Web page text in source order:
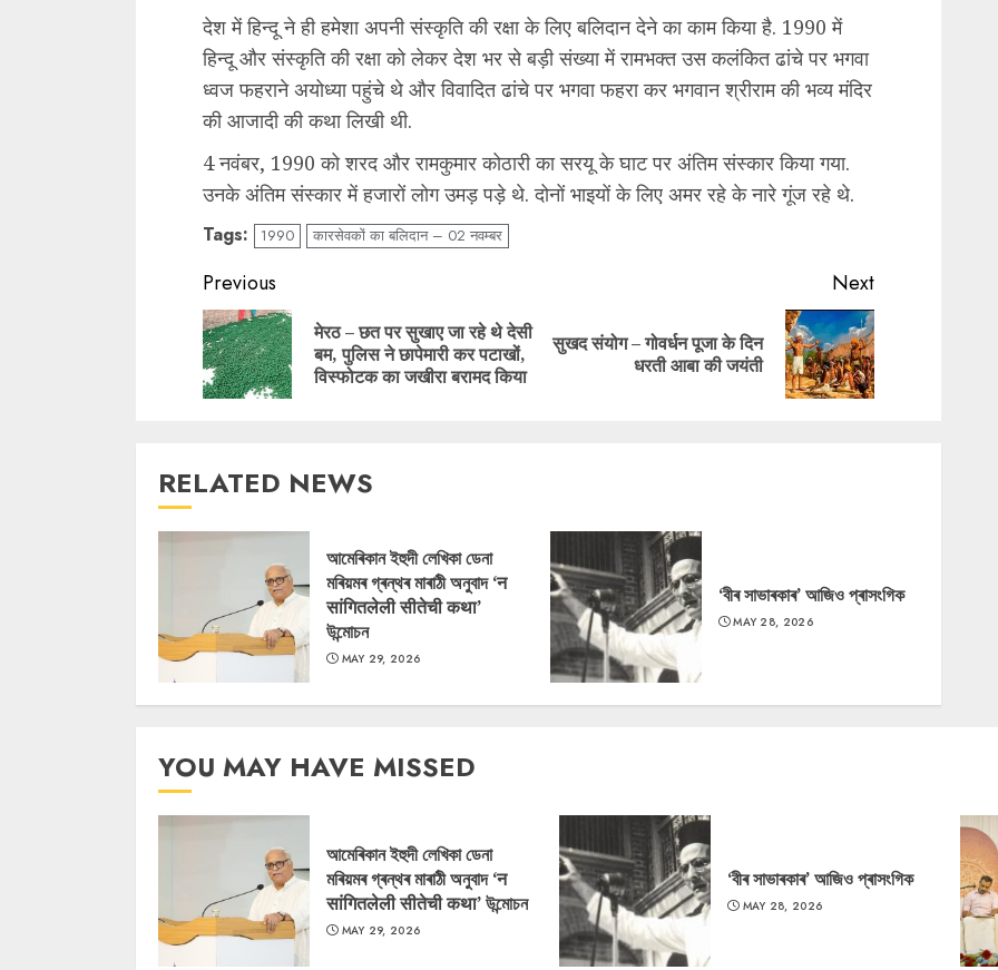
देश में हिन्दू ने ही हमेशा अपनी संस्कृति की रक्षा के लिए बलिदान देने का काम किया है. 1990 में
हिन्दू और संस्कृति की रक्षा को लेकर देश भर से बड़ी संख्या में रामभक्त उस कलंकित ढांचे पर भगवा
ध्वज फहराने अयोध्या पहुंचे थे और विवादित ढांचे पर भगवा फहरा कर भगवान श्रीराम की भव्य मंदिर
की आजादी की कथा लिखी थी.
4 नवंबर, 1990 को शरद और रामकुमार कोठारी का सरयू के घाट पर अंतिम संस्कार किया गया.
उनके अंतिम संस्कार में हजारों लोग उमड़ पड़े थे. दोनों भाइयों के लिए अमर रहे के नारे गूंज रहे थे.
Tags: 1990 कारसेवकों का बलिदान – 02 नवम्बर
Continue
Reading
Previous
Previous
मेरठ – छत पर सुखाए जा रहे थे देसी
बम, पुलिस ने छापेमारी कर पटाखों,
विस्फोटक का जखीरा बरामद किया
Next
Next
सुखद संयोग – गोवर्धन पूजा के दिन
धरती आबा की जयंती
RELATED NEWS
আমেৰিকান ইহুদী লেখিকা ডেনা
মৰিয়মৰ গ্ৰন্থৰ মাৰাঠী অনুবাদ ‘न
सांगितलेली सीतेची कथा’
উন্মোচন
MAY 29, 2026
‘বীৰ সাভাৰকাৰ’ আজিও প্ৰাসংগিক
MAY 28, 2026
YOU MAY HAVE MISSED
আমেৰিকান ইহুদী লেখিকা ডেনা
মৰিয়মৰ গ্ৰন্থৰ মাৰাঠী অনুবাদ ‘न
सांगितलेली सीतेची कथा’ উন্মোচন
MAY 29, 2026
‘বীৰ সাভাৰকাৰ’ আজিও প্ৰাসংগিক
MAY 28, 2026